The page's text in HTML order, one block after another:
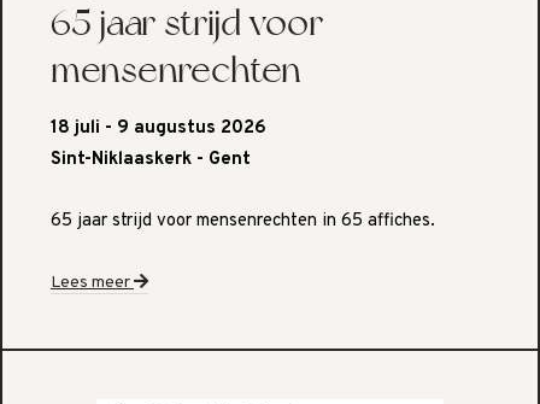
65 jaar strijd voor
mensenrechten
18 juli - 9 augustus 2026
Sint-Niklaaskerk - Gent
65 jaar strijd voor mensenrechten in 65 affiches.
Lees meer